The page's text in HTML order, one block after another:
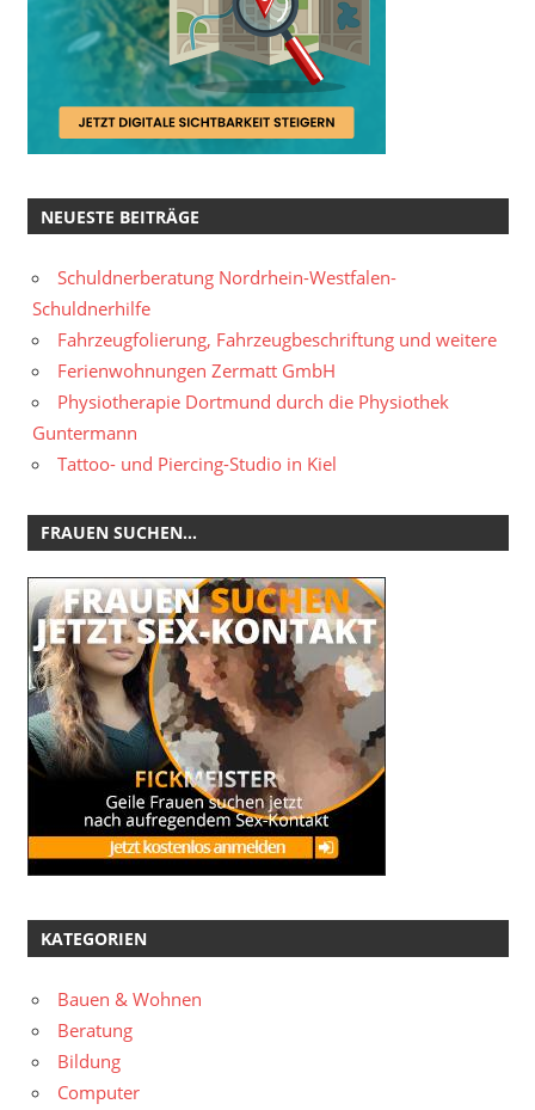
NEUESTE BEITRÄGE
Schuldnerberatung Nordrhein-Westfalen-
Schuldnerhilfe
Fahrzeugfolierung, Fahrzeugbeschriftung und weitere
Ferienwohnungen Zermatt GmbH
Physiotherapie Dortmund durch die Physiothek
Guntermann
Tattoo- und Piercing-Studio in Kiel
FRAUEN SUCHEN…
KATEGORIEN
Bauen & Wohnen
Beratung
Bildung
Computer